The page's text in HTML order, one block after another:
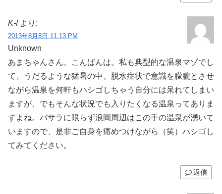
K-I より:
2013年8月8日 11:13 PM
Unknown
あまちゃんさん、こんばんは。私も典型的な温泉マゾでし
て、うだるような猛暑の中、脱水症状で意識を朦朧とさせ
ながら温泉を何軒もハシゴしちゃう自分には呆れてしまい
ますが、でもそんな状況でも入りたくなる温泉ってありま
すよね。バサラに限らず浪岡周辺はこの手の温泉が湧いて
いますので、是非ご自身を痛めつけながら（笑）ハシゴし
てみてください。
返信